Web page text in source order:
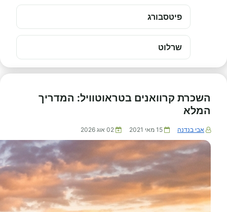
פיטסבורג
שרלוט
השכרת קרוואנים בטראוטוויל: המדריך
המלא
אבי בנדנה 15 מאי 2021 02 אוג 2026